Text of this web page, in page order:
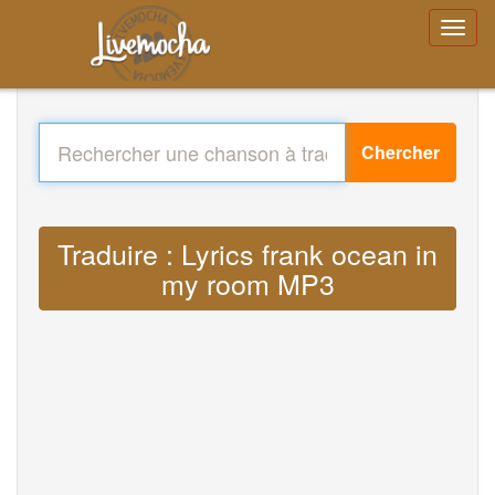
Chercher
Traduire : Lyrics frank ocean in
my room MP3